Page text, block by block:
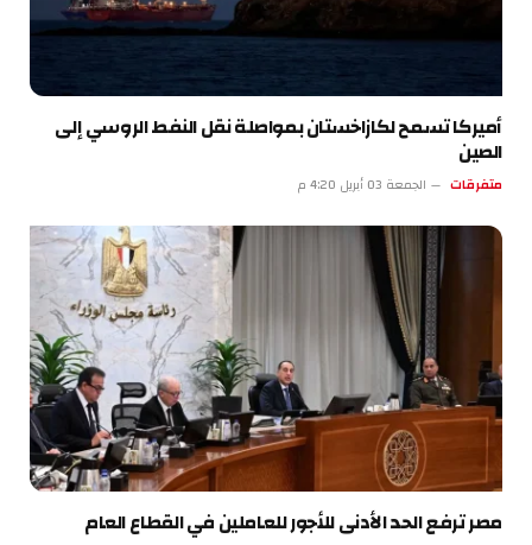
أميركا تسمح لكازاخستان بمواصلة نقل النفط الروسي إلى
الصين
متفرقات الجمعة 03 أبريل 4:20 م
مصر ترفع الحد الأدنى للأجور للعاملين في القطاع العام